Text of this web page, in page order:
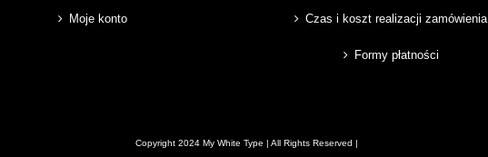
Moje konto Czas i koszt realizacji zamówienia
Formy płatności
Copyright 2024 My White Type | All Rights Reserved |